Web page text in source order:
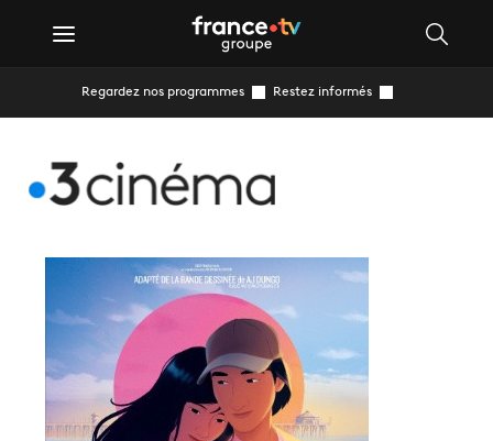
Regardez nos programmes Restez informés